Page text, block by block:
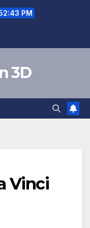
PM
3D
Vinci